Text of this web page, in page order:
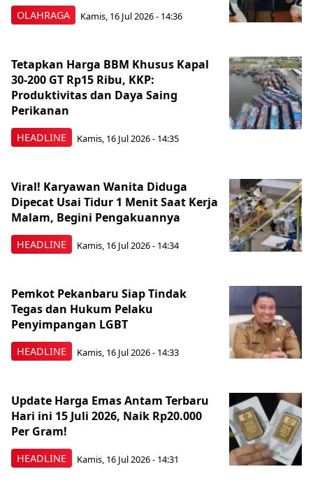
OLAHRAGA Kamis, 16 Jul 2026 - 14:36
HEADLINE
Tetapkan Harga BBM Khusus Kapal
30-200 GT Rp15 Ribu, KKP:
Produktivitas dan Daya Saing
Perikanan
Kamis, 16 Jul 2026 - 14:35
HEADLINE
Viral! Karyawan Wanita Diduga
Dipecat Usai Tidur 1 Menit Saat Kerja
Malam, Begini Pengakuannya
Kamis, 16 Jul 2026 - 14:34
HEADLINE
Pemkot Pekanbaru Siap Tindak
Tegas dan Hukum Pelaku
Penyimpangan LGBT
Kamis, 16 Jul 2026 - 14:33
HEADLINE
Update Harga Emas Antam Terbaru
Hari ini 15 Juli 2026, Naik Rp20.000
Per Gram!
Kamis, 16 Jul 2026 - 14:31